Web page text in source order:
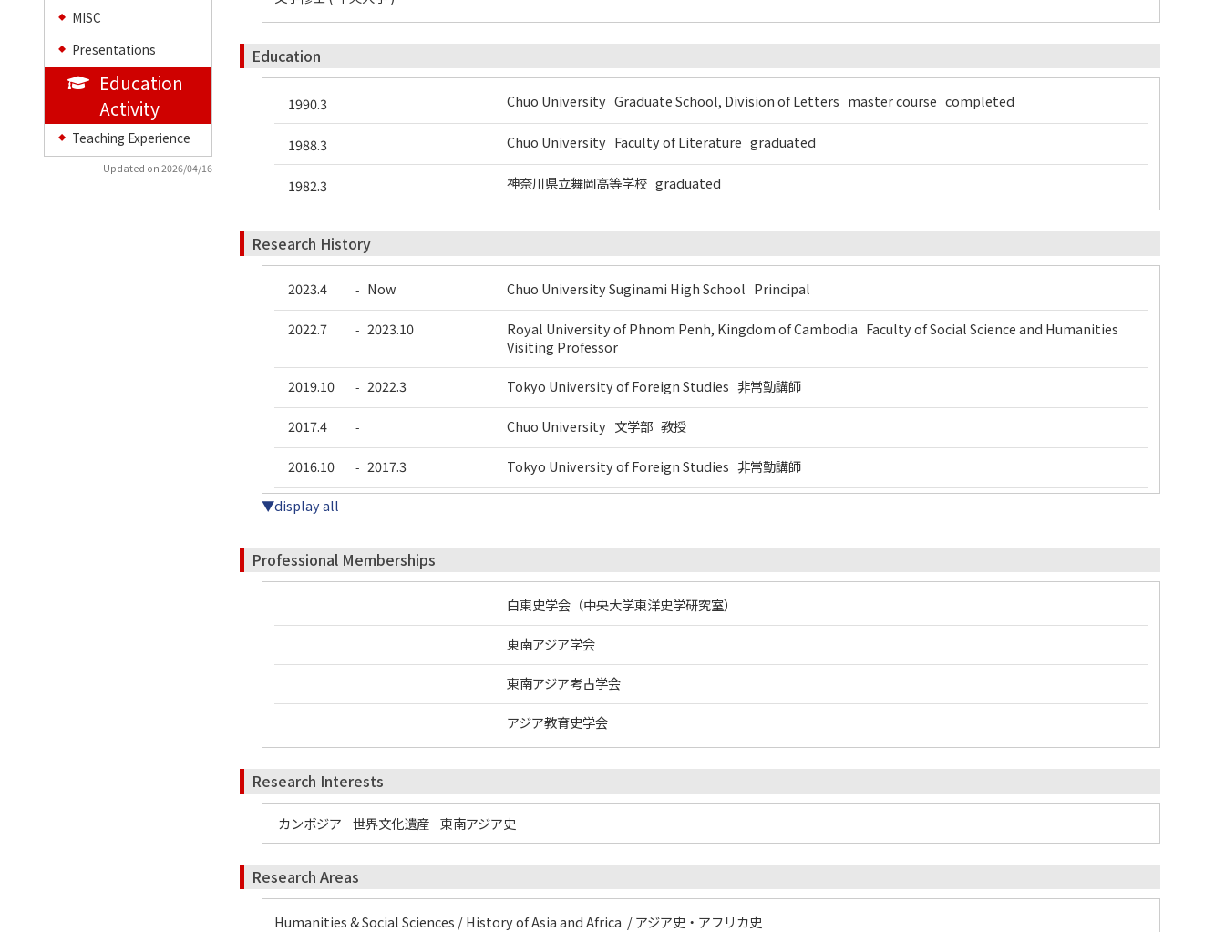
◆ MISC
◆ Presentations
Education
Activity
◆ Teaching Experience
Updated on 2026/04/16
Education
1990.3 Chuo University Graduate School, Division of Letters master course completed
1988.3 Chuo University Faculty of Literature graduated
1982.3 神奈川県立舞岡高等学校 graduated
Research History
2023.4 - Now Chuo University Suginami High School Principal
2022.7 - 2023.10
Royal University of Phnom Penh, Kingdom of Cambodia Faculty of Social Science and Humanities
Visiting Professor
2019.10 - 2022.3 Tokyo University of Foreign Studies 非常勤講師
2017.4 - Chuo University 文学部 教授
2016.10 - 2017.3 Tokyo University of Foreign Studies 非常勤講師
▼display all
Professional Memberships
白東史学会（中央大学東洋史学研究室）
東南アジア学会
東南アジア考古学会
アジア教育史学会
Research Interests
カンボジア 世界文化遺産 東南アジア史
Research Areas
Humanities & Social Sciences / History of Asia and Africa / アジア史・アフリカ史